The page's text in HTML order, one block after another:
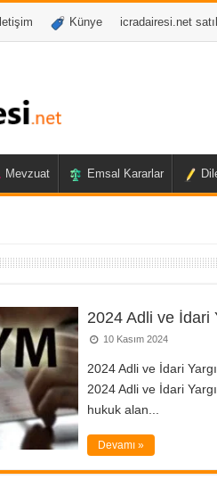
İletişim Künye icradairesi.net
Mevzuat Emsal Kararlar
2024 Adli ve İdari
10 Kasım 2024
2024 Adli ve İdari
2024 Adli ve İdari
hukuk alan...
Devamı »